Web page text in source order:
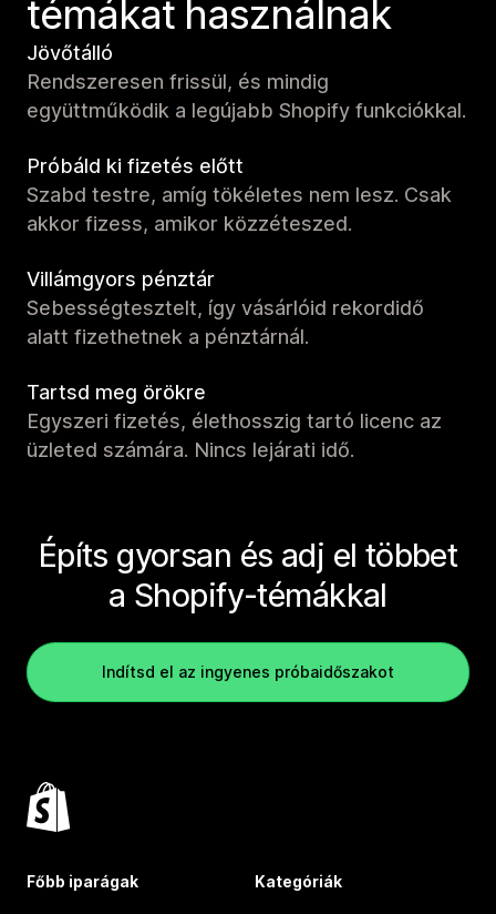
témákat használnak
Jövőtálló
Rendszeresen frissül, és mindig
együttműködik a legújabb Shopify funkciókkal.
Próbáld ki fizetés előtt
Szabd testre, amíg tökéletes nem lesz. Csak
akkor fizess, amikor közzéteszed.
Villámgyors pénztár
Sebességtesztelt, így vásárlóid rekordidő
alatt fizethetnek a pénztárnál.
Tartsd meg örökre
Egyszeri fizetés, élethosszig tartó licenc az
üzleted számára. Nincs lejárati idő.
Építs gyorsan és adj el többet
a Shopify-témákkal
Indítsd el az ingyenes próbaidőszakot
Főbb iparágak Kategóriák